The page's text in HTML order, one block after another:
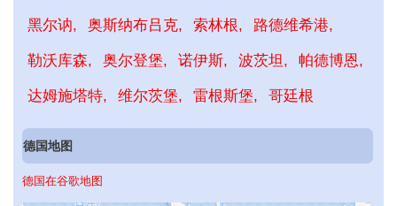
黑尔讷 奥斯纳布吕克 索林根 路德维希港
勒沃库森 奥尔登堡 诺伊斯 波茨坦 帕德博恩
达姆施塔特 维尔茨堡 雷根斯堡 哥廷根
德国地图
德国在谷歌地图